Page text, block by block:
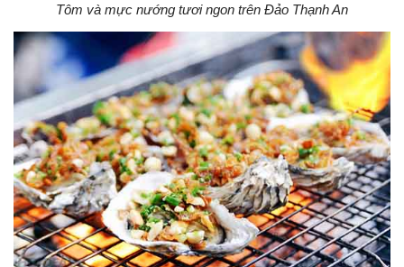
Tôm và mực nướng tươi ngon trên Đảo Thạnh An